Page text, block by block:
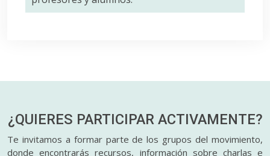
¿QUIERES PARTICIPAR ACTIVAMENTE?
Te invitamos a formar parte de los grupos del movimiento,
donde encontrarás recursos, información sobre charlas e